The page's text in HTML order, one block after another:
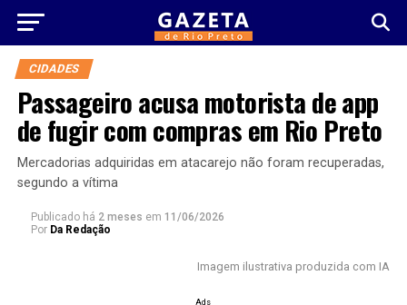
CIDADES
Passageiro acusa motorista de app
de fugir com compras em Rio Preto
Mercadorias adquiridas em atacarejo não foram recuperadas,
segundo a vítima
Publicado há 2 meses em 11/06/2026
Por Da Redação
Imagem ilustrativa produzida com IA
Ads